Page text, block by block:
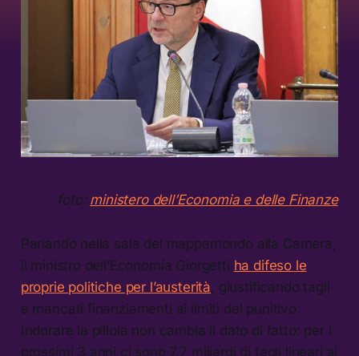
foto: ministero dell’Economia e delle Finanze
Parlando nella sala del mappamondo alla Camera,
il ministro dell’Economia Giorgetti ha difeso le
proprie politiche per l’austerità , giustificando tagli
e mancati finanziamenti ai limiti del punitivo.
Indorare la pillola non cambia il dato di fatto: per i
prossimi 3 anni ci sono 7,7 miliardi di tagli lineari ai